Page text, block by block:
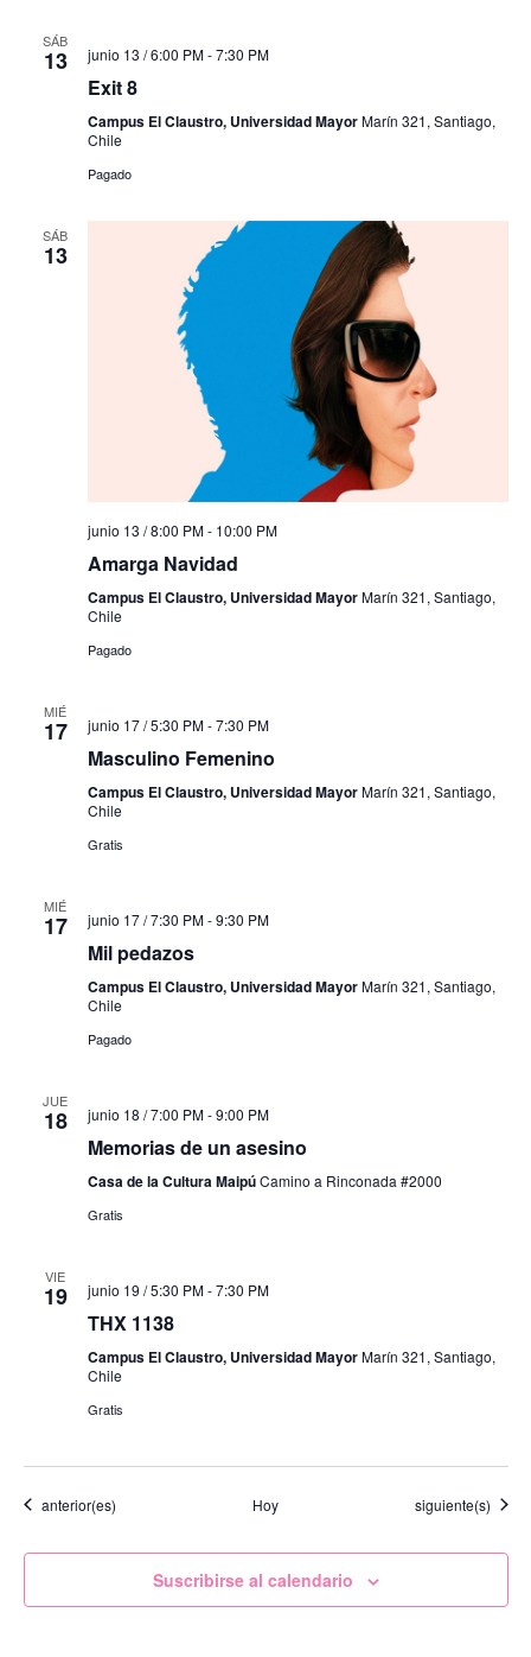
SÁB
13 junio 13 / 6:00 PM-7:30 PM
Exit 8
Campus El Claustro, Universidad MayorMarín 321, Santiago,
Chile
Pagado
SÁB
13
junio 13 / 8:00 PM- 10:00 PM
Amarga Navidad
Campus El Claustro, Universidad MayorMarín 321, Santiago,
Chile
Pagado
MIÉ
17 junio 17 / 5:30 PM-7:30 PM
Masculino Femenino
Campus El Claustro, Universidad MayorMarín 321, Santiago,
Chile
Gratis
MIÉ
17 junio 17 / 7:30 PM-9:30 PM
Mil pedazos
Campus El Claustro, Universidad MayorMarín 321, Santiago,
Chile
Pagado
JUE
18 junio 18 / 7:00 PM-9:00 PM
Memorias de un asesino
Casa de la Cultura MaipúCamino a Rinconada #2000
Gratis
VIE
19 junio 19 / 5:30 PM-7:30 PM
THX 1138
Campus El Claustro, Universidad MayorMarín 321, Santiago,
Chile
Gratis
Eventos
anterior(es) Hoy Eventos
siguiente(s)
Suscribirse al calendario